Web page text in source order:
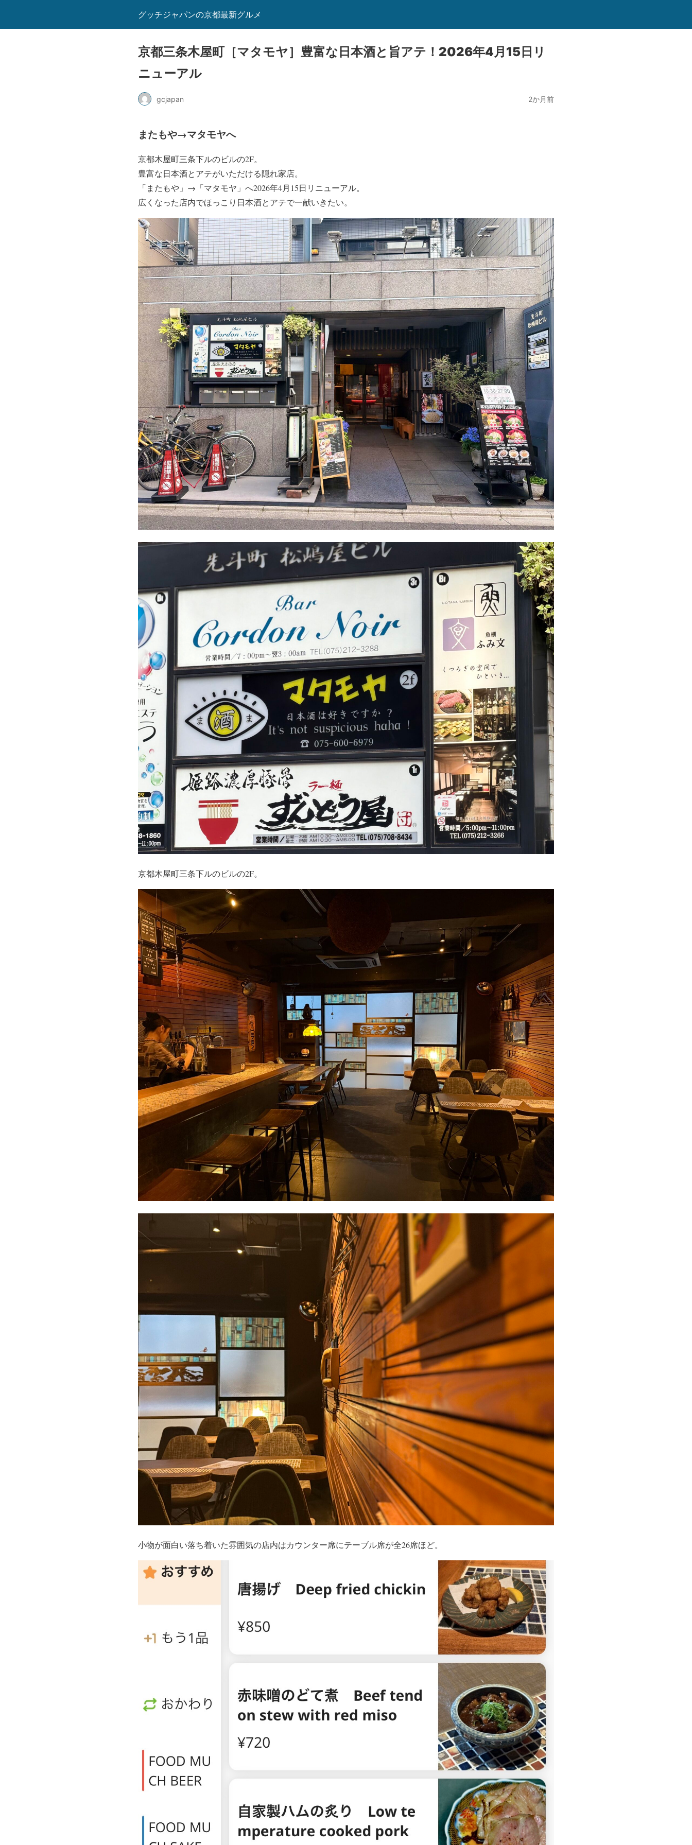
グッチジャパンの京都最新グルメ
京都三条木屋町［マタモヤ］豊富な日本酒と旨アテ！2026年4月15日リ
ニューアル
gcjapan 2か月前
またもや→マタモヤへ
京都木屋町三条下ルのビルの2F。
豊富な日本酒とアテがいただける隠れ家店。
「またもや」→「マタモヤ」へ2026年4月15日リニューアル。
広くなった店内でほっこり日本酒とアテで一献いきたい。
京都木屋町三条下ルのビルの2F。
小物が面白い落ち着いた雰囲気の店内はカウンター席にテーブル席が全26席ほど。